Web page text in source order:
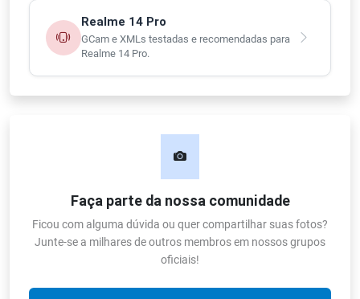
Realme 14 Pro
GCam e XMLs testadas e recomendadas para
Realme 14 Pro.
Faça parte da nossa comunidade
Ficou com alguma dúvida ou quer compartilhar suas fotos?
Junte-se a milhares de outros membros em nossos grupos
oficiais!